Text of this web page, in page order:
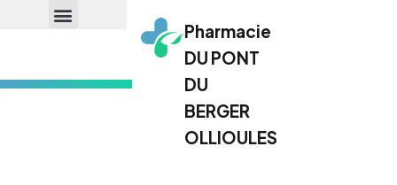
Pharmacie
DU PONT
DU
BERGER
OLLIOULES